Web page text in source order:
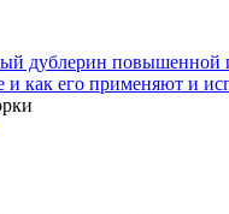
дублерин повышенной
и как его применяют и